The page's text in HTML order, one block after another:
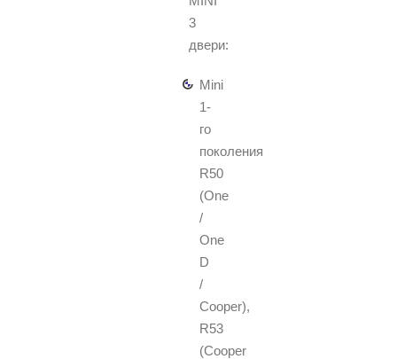
3
двери:
Mini
1-
го
поколения
R50
(One
/
One
D
/
Cooper),
R53
(Cooper